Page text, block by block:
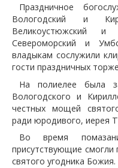
Праздничное
Вологодский и
Великоустюжский
Североморский и
владыкам сослужили
гости праздничных
На полиелее была
Вологодского и
честных мощей
ради юродивого, иерея
Во время
присутствующие
святого угодника Божия.